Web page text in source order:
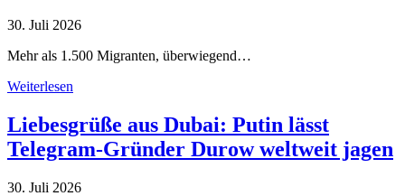
30. Juli 2026
Mehr als 1.500 Migranten, überwiegend…
Weiterlesen
Liebesgrüße aus Dubai: Putin lässt
Telegram-Gründer Durow weltweit jagen
30. Juli 2026